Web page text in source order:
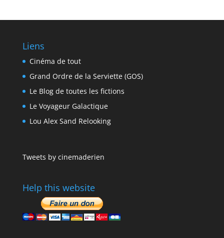
Liens
Cinéma de tout
Grand Ordre de la Serviette (GOS)
Le Blog de toutes les fictions
Le Voyageur Galactique
Lou Alex Sand Relooking
Tweets by cinemaderien
Help this website